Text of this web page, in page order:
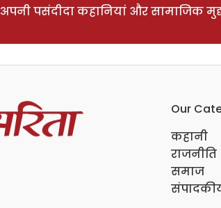
अपनी पसंदीदा कहानियां और सामाजिक
Our
कहानी
राजनीति
समाज